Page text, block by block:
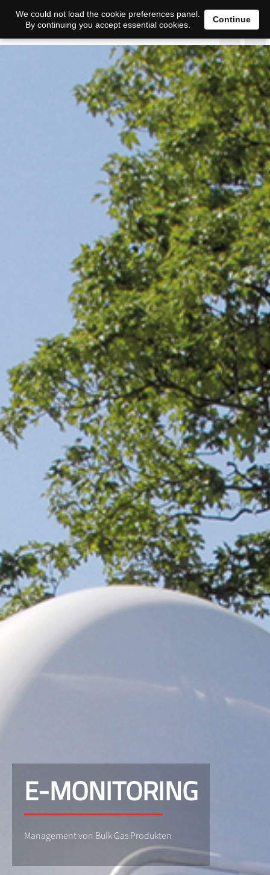
E-MONITORING
Management von Bulk Gas Produkten
We could not load the cookie preferences panel.
By continuing you accept essential cookies.
Continue